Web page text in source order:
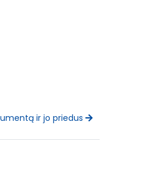
ir jo priedus